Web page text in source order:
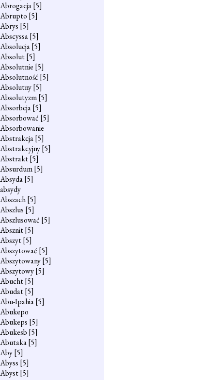
Abrogacja[5]
Abrupto [5]
Abrys [5]
Abscyssa[5]
Absolucja[5]
Absolut[5]
Absolutnie [5]
Absolutność [5]
Absolutny[5]
Absolutyzm[5]
Absorbcja[5]
Absorbować [5]
Absorbowanie
Abstrakcja[5]
Abstrakcyjny[5]
Abstrakt[5]
Absurdum[5]
Absyda[5]
absydy
Abszach[5]
Abszlus [5]
Abszlusować [5]
Absznit[5]
Abszyt[5]
Abszytować [5]
Abszytowany[5]
Abszytowy[5]
Abucht[5]
Abudat[5]
Abu-Ipahia[5]
Abukepo
Abukeps [5]
Abukesb [5]
Abutaka[5]
Aby[5]
Abyss [5]
Abyst[5]